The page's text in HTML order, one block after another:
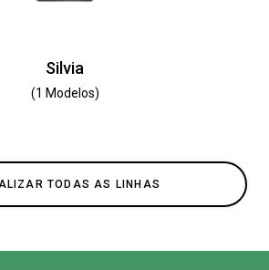
Silvia
(1 Modelos)
TODAS AS LINHAS